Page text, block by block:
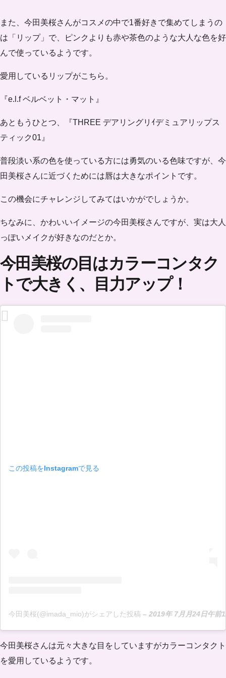
また、今田美桜さんがコスメの中で1番好きで集めてしまうの
は 「リップ」 で、 ピンクよりも赤や茶色のような大人な色を好
んで使っているようです。
愛用しているリップがこちら。
『e.l.f ベルベット・マット』
あともうひとつ、『THREE デアリングリｲデミュアリップス
ティック01』
普段淡い系の色を使っている方には勇気のいる色味ですが、今
田美桜さんに近づくためには唇は大きなポイントです。
この機会にチャレンジしてみてはいかがでしょうか。
ちなみに、かわいいイメージの今田美桜さんですが、実は大人
っぽいメイクが好きなのだとか。
今田美桜の目はカラーコンタク
トで大きく、目力アップ！
この投稿をInstagramで見る
今田美桜(@imada_mio)がシェアした投稿 – 2019年 7月月24日午前
今田美桜さんは元々大きな目をしていますがカラーコンタクト
を愛用しているようです。